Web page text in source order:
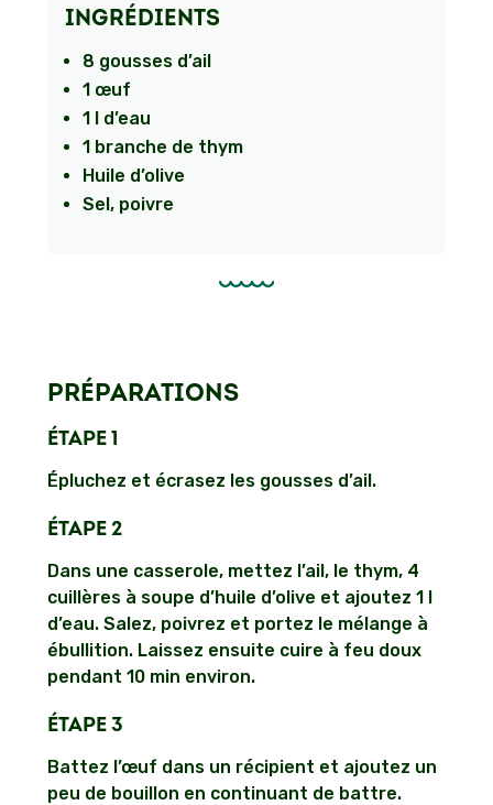
INGRÉDIENTS
8 gousses d’ail
1 œuf
1 l d’eau
1 branche de thym
Huile d’olive
Sel, poivre
PRÉPARATIONS
ÉTAPE 1
Épluchez et écrasez les gousses d’ail.
ÉTAPE 2
Dans une casserole, mettez l’ail, le thym, 4
cuillères à soupe d’huile d’olive et ajoutez 1 l
d’eau. Salez, poivrez et portez le mélange à
ébullition. Laissez ensuite cuire à feu doux
pendant 10 min environ.
ÉTAPE 3
Battez l’œuf dans un récipient et ajoutez un
peu de bouillon en continuant de battre.